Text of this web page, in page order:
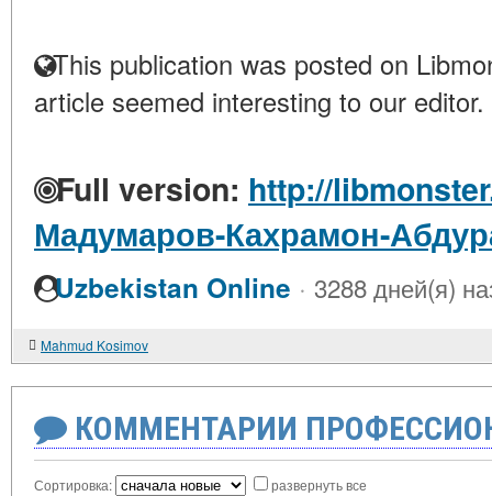
This publication was posted on
article seemed interesting to our editor.
Full version: http://
Мадумаров-Кахрамон-
Uzbekistan Online · 3288 дней(я)
Mahmud Kosimov
КОММЕНТАРИИ
Сортировка: развернуть все